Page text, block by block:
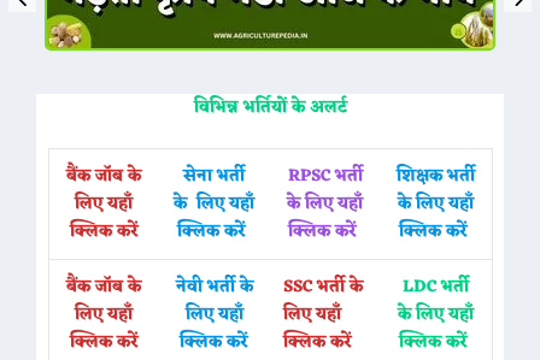
विभिन्न भर्तियों के अलर्ट
बैंक जॉब के
लिए यहाँ
क्लिक करें
सेना भर्ती
के लिए यहाँ
क्लिक करें
RPSC भर्ती
के लिए यहाँ
क्लिक करें
शिक्षक भर्ती
के लिए यहाँ
क्लिक करें
बैंक जॉब के
लिए यहाँ
क्लिक करें
नेवी भर्ती के
लिए यहाँ
क्लिक करें
SSC भर्ती के
लिए यहाँ
क्लिक करें
LDC भर्ती
के लिए यहाँ
क्लिक करें